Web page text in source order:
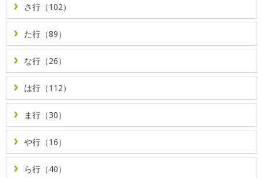
さ行（102）
た行（89）
な行（26）
は行（112）
ま行（30）
や行（16）
ら行（40）